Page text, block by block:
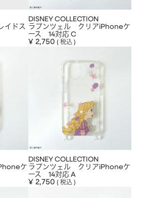
ソックス
ア
示
イドス
DISNEY COLLECTION
ラプンツェル クリアiPhoneケ
ース 14対応 C
¥ 2,750 税込
ケ
DISNEY COLLECTION
ラプンツェル クリアiPhoneケ
ース 14対応 A
¥ 2,750 税込